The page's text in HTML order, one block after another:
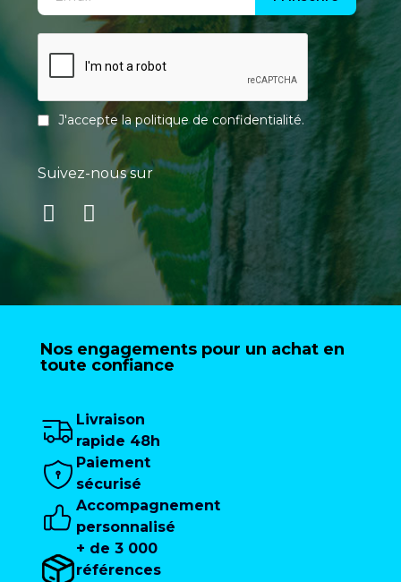
J'accepte lapolitique de confidentialité.
Suivez-nous sur
Nos engagements pour un achat en
toute confiance
Livraison
rapide 48h
Paiement
sécurisé
Accompagnement
personnalisé
+ de 3 000
références